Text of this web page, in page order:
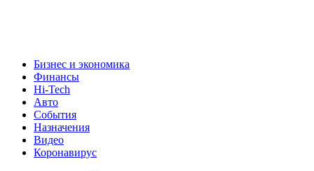
Бизнес и экономика
Финансы
Hi-Tech
Авто
События
Назначения
Видео
Коронавирус